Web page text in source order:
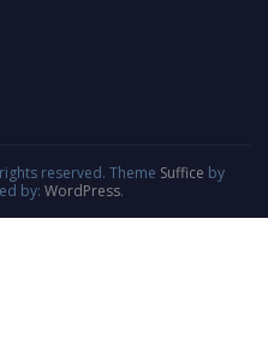
reserved. Theme Suffice by
by: WordPress.